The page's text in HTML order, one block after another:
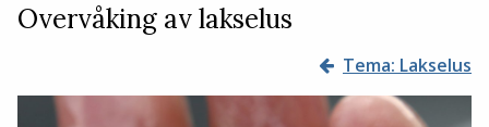
Overvåking av lakselus
Tema: Lakselus